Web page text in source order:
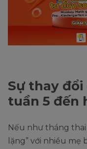
Sự thay
tuần 5 đến
Nếu như tháng
lặng” với nhiều mẹ